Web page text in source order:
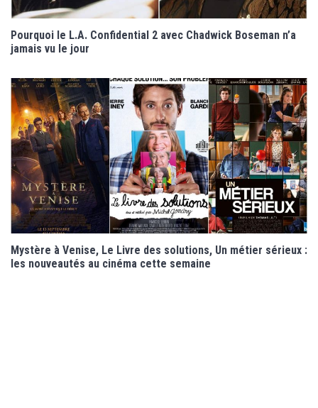
Pourquoi le L.A. Confidential 2 avec Chadwick Boseman n’a
jamais vu le jour
Mystère à Venise, Le Livre des solutions, Un métier sérieux :
les nouveautés au cinéma cette semaine